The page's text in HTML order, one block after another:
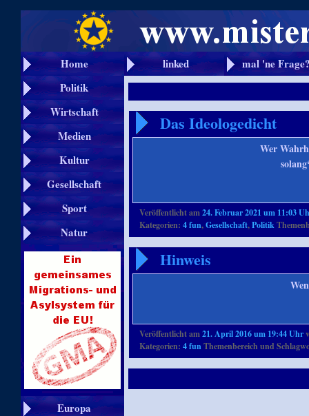
Home linked
mal 'ne
Politik
Wirtschaft
Medien
Kultur
Gesellschaft
Sport
Natur
Europa
Das Ideologedicht
Wer
Veröffentlicht am24. Februar 2021 um 11:03
Kategorien:4 fun,Gesellschaft,Politik
Hinweis
Veröffentlicht am21. April 2016 um 19:44 Uhr
Kategorien:4 funThemenbereich und